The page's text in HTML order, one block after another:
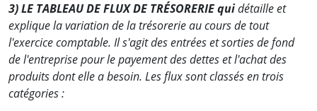
3) LE TABLEAU DE FLUX DE TRÉSORERIEquidétaille et
explique la variation de la trésorerie au cours de tout
l'exercice comptable. Il s'agit des entrées et sorties de fond
de l'entreprise pour le payement des dettes et l'achat des
produits dont elle a besoin. Les flux sont classés en trois
catégories :